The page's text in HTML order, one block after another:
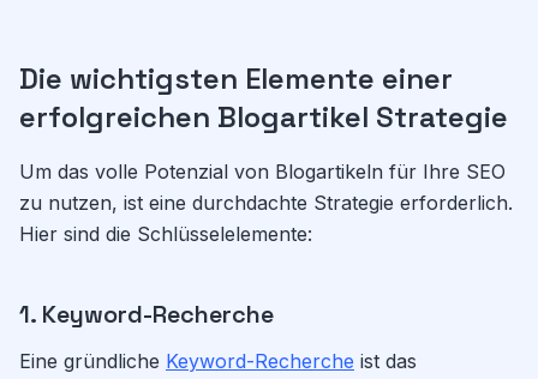
Die wichtigsten Elemente einer
erfolgreichen Blogartikel Strategie
Um das volle Potenzial von Blogartikeln für Ihre SEO
zu nutzen, ist eine durchdachte Strategie erforderlich.
Hier sind die Schlüsselelemente:
1. Keyword-Recherche
Eine gründliche Keyword-Recherche ist das